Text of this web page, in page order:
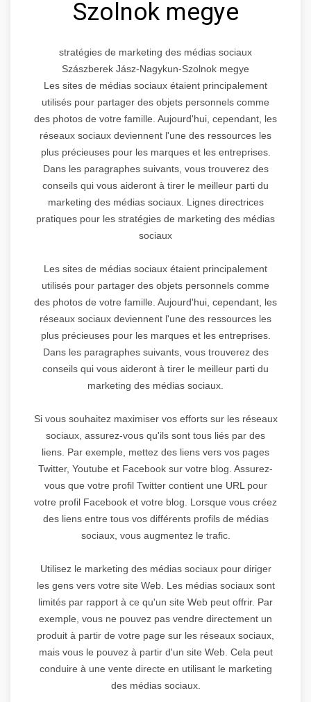
Szolnok megye
stratégies de marketing des médias sociaux
Szászberek Jász-Nagykun-Szolnok megye
Les sites de médias sociaux étaient principalement
utilisés pour partager des objets personnels comme
des photos de votre famille. Aujourd'hui, cependant, les
réseaux sociaux deviennent l'une des ressources les
plus précieuses pour les marques et les entreprises.
Dans les paragraphes suivants, vous trouverez des
conseils qui vous aideront à tirer le meilleur parti du
marketing des médias sociaux. Lignes directrices
pratiques pour les stratégies de marketing des médias
sociaux
Les sites de médias sociaux étaient principalement
utilisés pour partager des objets personnels comme
des photos de votre famille. Aujourd'hui, cependant, les
réseaux sociaux deviennent l'une des ressources les
plus précieuses pour les marques et les entreprises.
Dans les paragraphes suivants, vous trouverez des
conseils qui vous aideront à tirer le meilleur parti du
marketing des médias sociaux.
Si vous souhaitez maximiser vos efforts sur les réseaux
sociaux, assurez-vous qu'ils sont tous liés par des
liens. Par exemple, mettez des liens vers vos pages
Twitter, Youtube et Facebook sur votre blog. Assurez-
vous que votre profil Twitter contient une URL pour
votre profil Facebook et votre blog. Lorsque vous créez
des liens entre tous vos différents profils de médias
sociaux, vous augmentez le trafic.
Utilisez le marketing des médias sociaux pour diriger
les gens vers votre site Web. Les médias sociaux sont
limités par rapport à ce qu'un site Web peut offrir. Par
exemple, vous ne pouvez pas vendre directement un
produit à partir de votre page sur les réseaux sociaux,
mais vous le pouvez à partir d'un site Web. Cela peut
conduire à une vente directe en utilisant le marketing
des médias sociaux.